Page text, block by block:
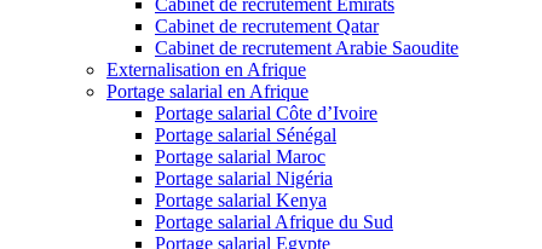
Cabinet de recrutement Emirats
Cabinet de recrutement Qatar
Cabinet de recrutement Arabie Saoudite
Externalisation en Afrique
Portage salarial en Afrique
Portage salarial Côte d’Ivoire
Portage salarial Sénégal
Portage salarial Maroc
Portage salarial Nigéria
Portage salarial Kenya
Portage salarial Afrique du Sud
Portage salarial Egypte